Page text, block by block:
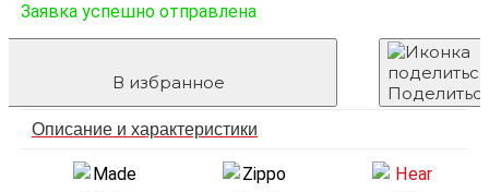
Заявка успешно отправлена
В избранное
Описание и характеристики